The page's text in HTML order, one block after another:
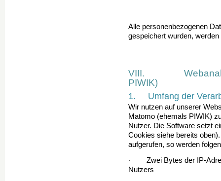
Alle personenbezogenen
gespeichert wurden,
VIII. Webanalyse
PIWIK)
1. Umfang der
Wir nutzen auf unserer
Matomo (ehemals PIWIK)
Nutzer. Die Software setzt
Cookies siehe bereits
aufgerufen, so werden
· Zwei Bytes der IP-
Nutzers